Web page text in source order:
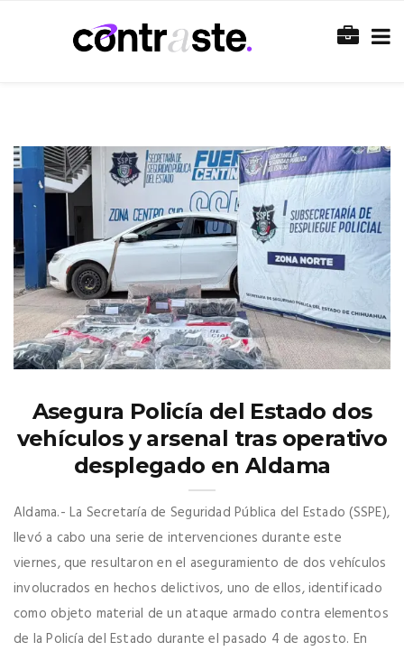
Asegura Policía del Estado dos
vehículos y arsenal tras operativo
desplegado en Aldama
Aldama.- La Secretaría de Seguridad Pública del Estado (SSPE),
llevó a cabo una serie de intervenciones durante este
viernes, que resultaron en el aseguramiento de dos vehículos
involucrados en hechos delictivos, uno de ellos, identificado
como objeto material de un ataque armado contra elementos
de la Policía del Estado durante el pasado 4 de agosto. En